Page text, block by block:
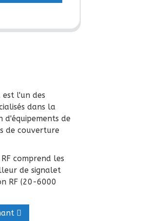
est l'un des
dans la
de
de couverture
comprend les
de signalet
RF (20-6000